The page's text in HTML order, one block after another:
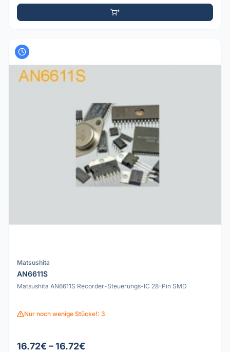
Matsushita
AN6611S
Matsushita AN6611S Recorder-Steuerungs-IC 28-Pin SMD
Nur noch wenige Stücke!: 3
16.72€ – 16.72€